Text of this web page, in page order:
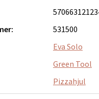
531500
Eva Solo
Green Tool
Pizzahjul
- Oasen Senter
vei 52, 5147
10-18